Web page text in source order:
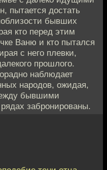
пытается достать
бывших
кто перед этим
Ваню и кто пытался
с него плевки,
прошлого.
наблюдает
народов, ожидая,
бывшими
забронированы.